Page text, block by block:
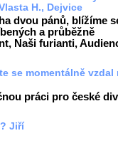
H., Dejvice
dvou pánů, blížíme
a průběžně
Naši furianti,
se momentálně vzdal
práci pro české
Jiří